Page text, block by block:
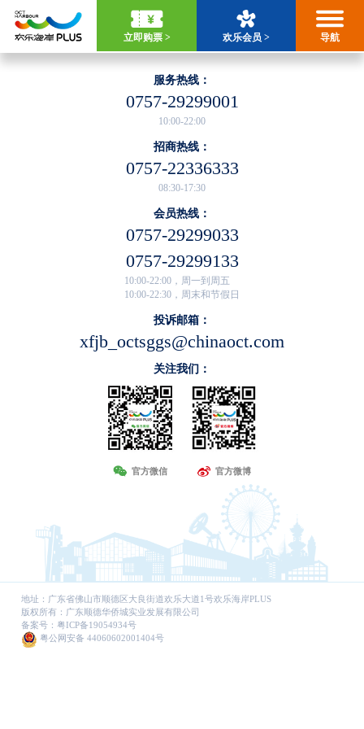
立即购票 > 欢乐会员 > 导航
服务热线：
0757-29299001
10:00-22:00
招商热线：
0757-22336333
08:30-17:30
会员热线：
0757-29299033
0757-29299133
10:00-22:00，周一到周五
10:00-22:30，周末和节假日
投诉邮箱：
xfjb_octsggs@chinaoct.com
关注我们：
官方微信 官方微博
地址：广东省佛山市顺德区大良街道欢乐大道1号欢乐海岸PLUS
版权所有：广东顺德华侨城实业发展有限公司
备案号：粤ICP备19054934号
粤公网安备 44060602001404号